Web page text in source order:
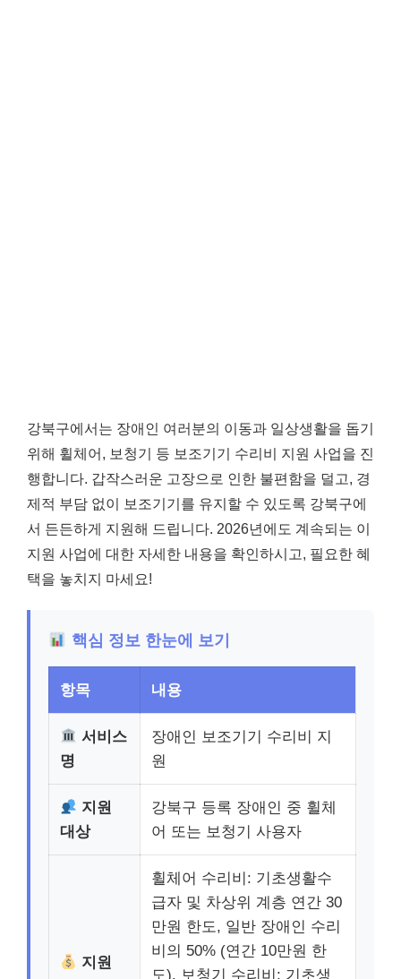
강북구에서는 장애인 여러분의 이동과 일상생활을 돕기
위해 휠체어, 보청기 등 보조기기 수리비 지원 사업을 진
행합니다. 갑작스러운 고장으로 인한 불편함을 덜고, 경
제적 부담 없이 보조기기를 유지할 수 있도록 강북구에
서 든든하게 지원해 드립니다. 2026년에도 계속되는 이
지원 사업에 대한 자세한 내용을 확인하시고, 필요한 혜
택을 놓치지 마세요!
핵심 정보 한눈에 보기
항목 내용
서비스
명
장애인 보조기기 수리비 지
원
지원
대상
강북구 등록 장애인 중 휠체
어 또는 보청기 사용자
지원
휠체어 수리비: 기초생활수
급자 및 차상위 계층 연간 30
만원 한도, 일반 장애인 수리
비의 50% (연간 10만원 한
도). 보청기 수리비: 기초생